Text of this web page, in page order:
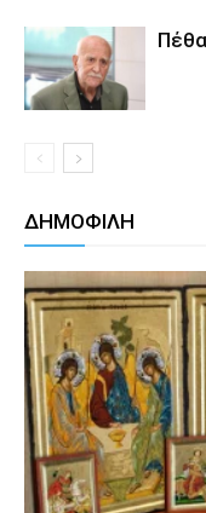
ΔΗΜΟΦΙΛΗ